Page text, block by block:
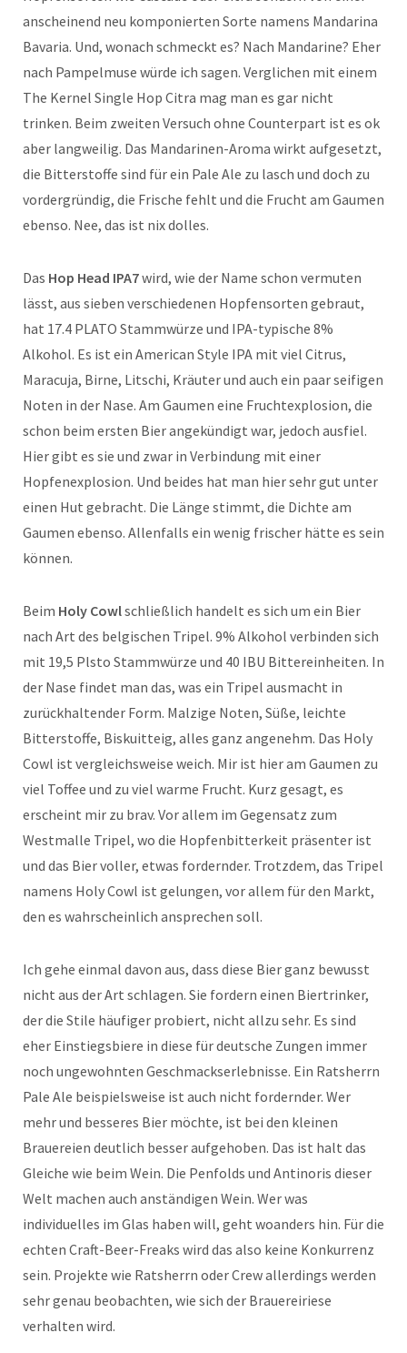
anscheinend neu komponierten Sorte namens Mandarina
Bavaria. Und, wonach schmeckt es? Nach Mandarine? Eher
nach Pampelmuse würde ich sagen. Verglichen mit einem
The Kernel Single Hop Citra mag man es gar nicht
trinken. Beim zweiten Versuch ohne Counterpart ist es ok
aber langweilig. Das Mandarinen-Aroma wirkt aufgesetzt,
die Bitterstoffe sind für ein Pale Ale zu lasch und doch zu
vordergründig, die Frische fehlt und die Frucht am Gaumen
ebenso. Nee, das ist nix dolles.
Das Hop Head IPA7wird, wie der Name schon vermuten
lässt, aus sieben verschiedenen Hopfensorten gebraut,
hat 17.4 PLATO Stammwürze und IPA-typische 8%
Alkohol. Es ist ein American Style IPA mit viel Citrus,
Maracuja, Birne, Litschi, Kräuter und auch ein paar seifigen
Noten in der Nase. Am Gaumen eine Fruchtexplosion, die
schon beim ersten Bier angekündigt war, jedoch ausfiel.
Hier gibt es sie und zwar in Verbindung mit einer
Hopfenexplosion. Und beides hat man hier sehr gut unter
einen Hut gebracht. Die Länge stimmt, die Dichte am
Gaumen ebenso. Allenfalls ein wenig frischer hätte es sein
können.
Beim Holy Cowlschließlich handelt es sich um ein Bier
nach Art des belgischen Tripel. 9% Alkohol verbinden sich
mit 19,5 Plsto Stammwürze und 40 IBU Bittereinheiten. In
der Nase findet man das, was ein Tripel ausmacht in
zurückhaltender Form. Malzige Noten, Süße, leichte
Bitterstoffe, Biskuitteig, alles ganz angenehm. Das Holy
Cowl ist vergleichsweise weich. Mir ist hier am Gaumen zu
viel Toffee und zu viel warme Frucht. Kurz gesagt, es
erscheint mir zu brav. Vor allem im Gegensatz zum
Westmalle Tripel, wo die Hopfenbitterkeit präsenter ist
und das Bier voller, etwas fordernder. Trotzdem, das Tripel
namens Holy Cowl ist gelungen, vor allem für den Markt,
den es wahrscheinlich ansprechen soll.
Ich gehe einmal davon aus, dass diese Bier ganz bewusst
nicht aus der Art schlagen. Sie fordern einen Biertrinker,
der die Stile häufiger probiert, nicht allzu sehr. Es sind
eher Einstiegsbiere in diese für deutsche Zungen immer
noch ungewohnten Geschmackserlebnisse. Ein Ratsherrn
Pale Ale beispielsweise ist auch nicht fordernder. Wer
mehr und besseres Bier möchte, ist bei den kleinen
Brauereien deutlich besser aufgehoben. Das ist halt das
Gleiche wie beim Wein. Die Penfolds und Antinoris dieser
Welt machen auch anständigen Wein. Wer was
individuelles im Glas haben will, geht woanders hin. Für die
echten Craft-Beer-Freaks wird das also keine Konkurrenz
sein. Projekte wie Ratsherrn oder Crew allerdings werden
sehr genau beobachten, wie sich der Brauereiriese
verhalten wird.